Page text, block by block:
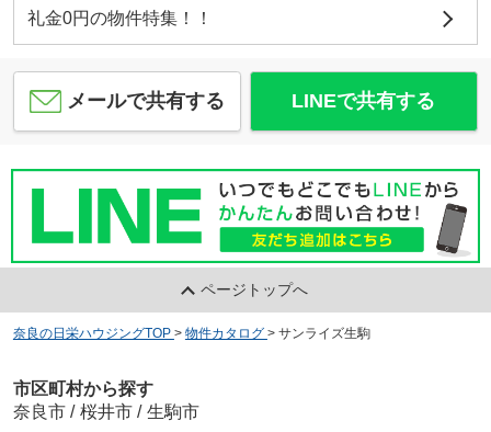
礼金0円の物件特集！！
メールで共有する LINEで共有する
ページトップへ
奈良の日栄ハウジングTOP > 物件カタログ > サンライズ生駒
市区町村から探す
奈良市 / 桜井市 / 生駒市